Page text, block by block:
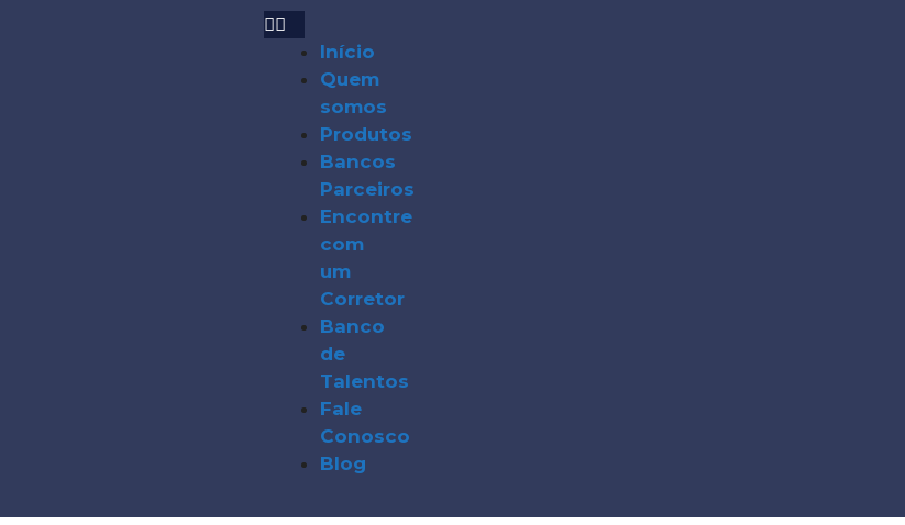
Início
Quem
somos
Produtos
Bancos
Parceiros
Encontre
com
um
Corretor
Banco
de
Talentos
Fale
Conosco
Blog